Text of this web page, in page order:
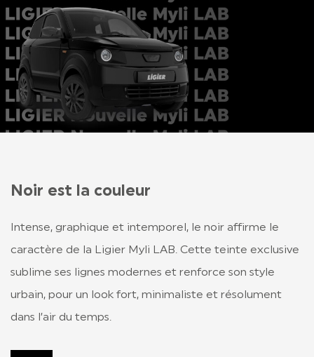
Noir est la couleur
Intense, graphique et intemporel, le noir affirme le
caractère de la Ligier Myli LAB. Cette teinte exclusive
sublime ses lignes modernes et renforce son style
urbain, pour un look fort, minimaliste et résolument
dans l’air du temps.